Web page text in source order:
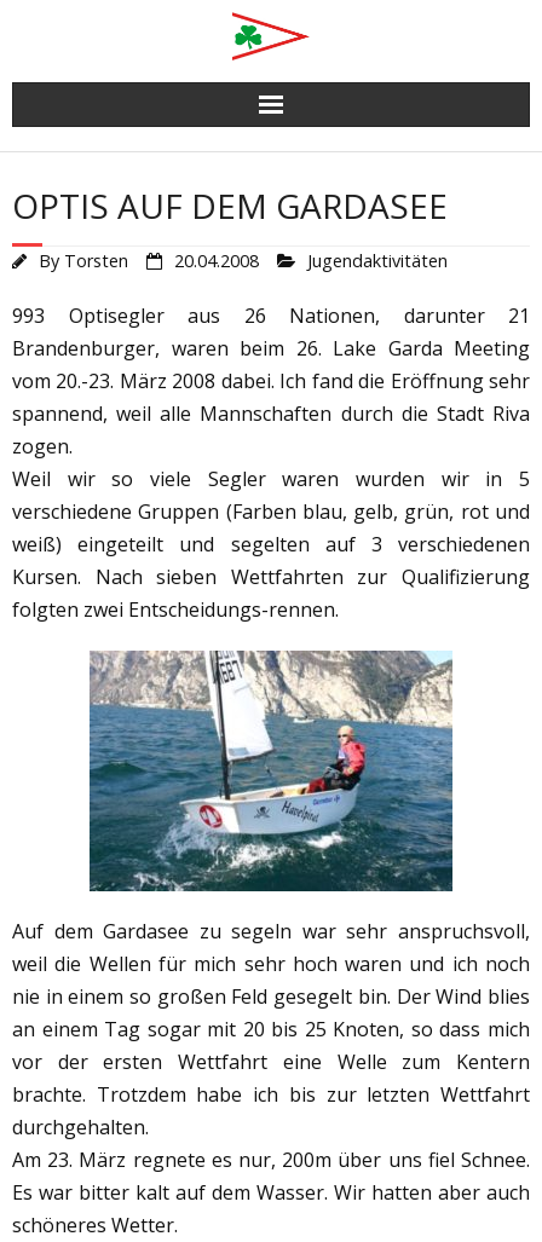
content
OPTIS AUF DEM GARDASEE
By Torsten 20.04.2008 Jugendaktivitäten
993 Optisegler aus 26 Nationen, darunter 21
Brandenburger, waren beim 26. Lake Garda Meeting
vom 20.-23. März 2008 dabei. Ich fand die Eröffnung sehr
spannend, weil alle Mannschaften durch die Stadt Riva
zogen.
Weil wir so viele Segler waren wurden wir in 5
verschiedene Gruppen (Farben blau, gelb, grün, rot und
weiß) eingeteilt und segelten auf 3 verschiedenen
Kursen. Nach sieben Wettfahrten zur Qualifizierung
folgten zwei Entscheidungs-rennen.
Auf dem Gardasee zu segeln war sehr anspruchsvoll,
weil die Wellen für mich sehr hoch waren und ich noch
nie in einem so großen Feld gesegelt bin. Der Wind blies
an einem Tag sogar mit 20 bis 25 Knoten, so dass mich
vor der ersten Wettfahrt eine Welle zum Kentern
brachte. Trotzdem habe ich bis zur letzten Wettfahrt
durchgehalten.
Am 23. März regnete es nur, 200m über uns fiel Schnee.
Es war bitter kalt auf dem Wasser. Wir hatten aber auch
schöneres Wetter.